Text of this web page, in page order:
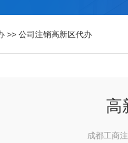
>> 公司注销高新区代办
高
成都工商